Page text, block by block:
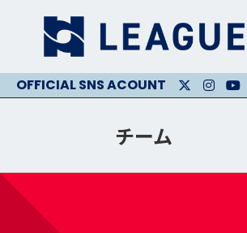
チーム